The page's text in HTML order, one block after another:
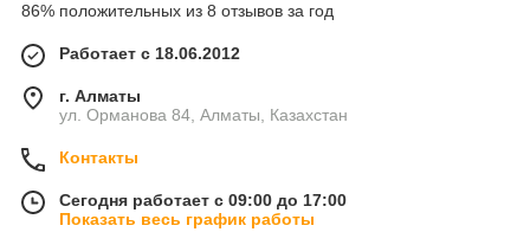
86% положительных из 8 отзывов за год
Работает с 18.06.2012
г. Алматы
ул. Орманова 84, Алматы, Казахстан
Контакты
Сегодня работает с 09:00 до 17:00
Показать весь график работы